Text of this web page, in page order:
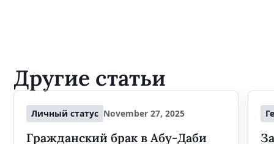
Другие статьи
Личный статус November 27, 2025
Гражданский брак в Абу-Даби